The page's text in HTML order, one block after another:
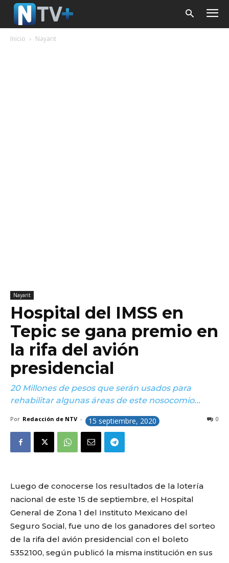
Inicio Nayarit
Nayarit
Hospital del IMSS en
Tepic se gana premio en
la rifa del avión
presidencial
20 Millones de pesos que serán usados para
rehabilitar algunas áreas de este nosocomio...
Por Redacción de NTV - 15 septiembre, 2020 0
Luego de conocerse los resultados de la lotería
nacional de este 15 de septiembre, el Hospital
General de Zona 1 del Instituto Mexicano del
Seguro Social, fue uno de los ganadores del sorteo
de la rifa del avión presidencial con el boleto
5352100, según publicó la misma institución en sus